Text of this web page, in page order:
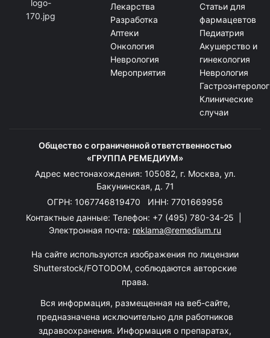
Лекарства
Разработка
Аптеки
Онкология
Неврология
Мероприятия
Статьи для
фармацевтов
Педиатрия
Акушерство и
гинекология
Неврология
Клинические
случаи
Общество с ограниченной ответственностью
«ГРУППА РЕМЕДИУМ»
Адрес местонахождения: 105082, г. Москва, ул.
Бакунинская, д. 71
ОГРН: 1067746819470 ИНН: 7701669956
Контактные данные: Телефон: +7 (495) 780-34-25
Электронная почта: reklama@remedium.ru
На сайте используются изображения по лицензии
Shutterstock/FOTODOM, соблюдаются авторские
права.
Вся информация, размещенная на веб-сайте,
предназначена исключительно для работников
здравоохранения. Информация о препаратах,